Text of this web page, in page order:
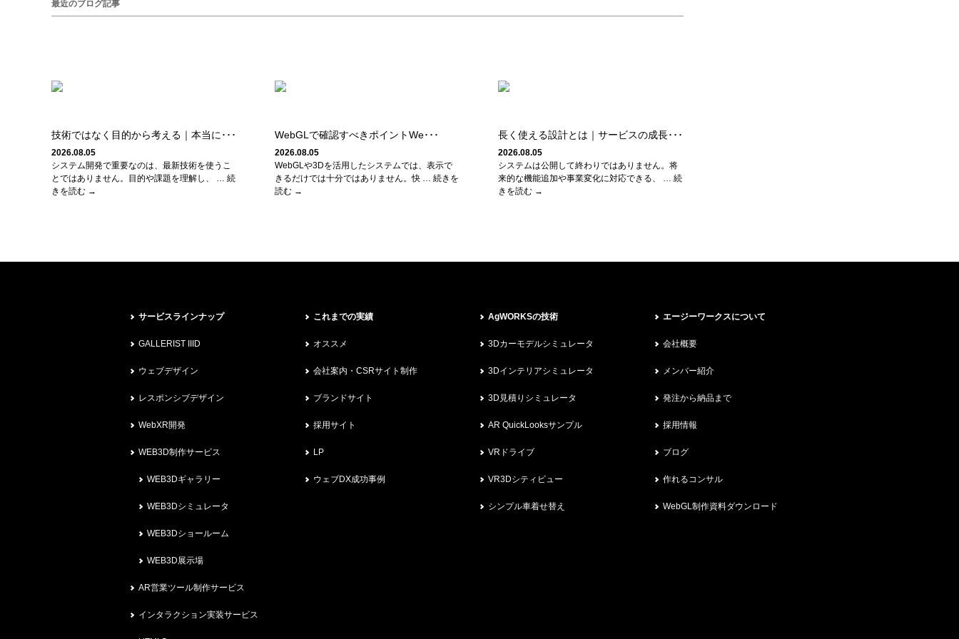
最近のブログ記事
技術ではなく目的から考える｜本当に･･･
2026.08.05
システム開発で重要なのは、最新技術を使うこ
とではありません。目的や課題を理解し、 … 続
きを読む →
WebGLで確認すべきポイントWe･･･
2026.08.05
WebGLや3Dを活用したシステムでは、表示で
きるだけでは十分ではありません。快 … 続きを
読む →
長く使える設計とは｜サービスの成長･･･
2026.08.05
システムは公開して終わりではありません。将
来的な機能追加や事業変化に対応できる、 … 続
きを読む →
サービスラインナップ
GALLERIST IIID
ウェブデザイン
レスポンシブデザイン
WebXR開発
WEB3D制作サービス
WEB3Dギャラリー
WEB3Dシミュレータ
WEB3Dショールーム
WEB3D展示場
AR営業ツール制作サービス
インタラクション実装サービス
これまでの実績
オススメ
会社案内・CSRサイト制作
ブランドサイト
採用サイト
LP
ウェブDX成功事例
AgWORKSの技術
3Dカーモデルシミュレータ
3Dインテリアシミュレータ
3D見積りシミュレータ
AR QuickLooksサンプル
VRドライブ
VR3Dシティビュー
シンプル車着せ替え
エージーワークスについて
会社概要
メンバー紹介
発注から納品まで
採用情報
ブログ
作れるコンサル
WebGL制作資料ダウンロード